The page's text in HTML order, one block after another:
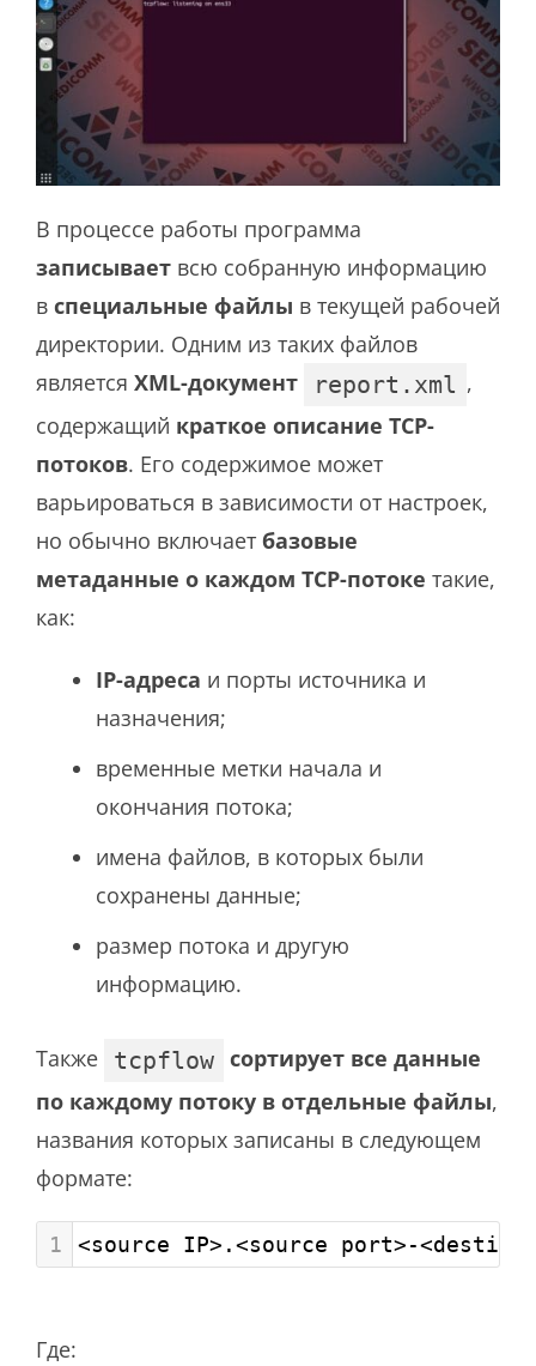
В процессе работы программа
записывает всю собранную информацию
в специальные файлы в текущей рабочей
директории. Одним из таких файлов
является XML-документ report.xml ,
содержащий краткое описание TCP-
потоков. Его содержимое может
варьироваться в зависимости от настроек,
но обычно включает базовые
метаданные о каждом TCP-потоке такие,
как:
IP-адреса и порты источника и
назначения;
временные метки начала и
окончания потока;
имена файлов, в которых были
сохранены данные;
размер потока и другую
информацию.
Также tcpflow сортирует все данные
по каждому потоку в отдельные файлы,
названия которых записаны в следующем
формате:
1 <source IP>.<source port>-
Где: